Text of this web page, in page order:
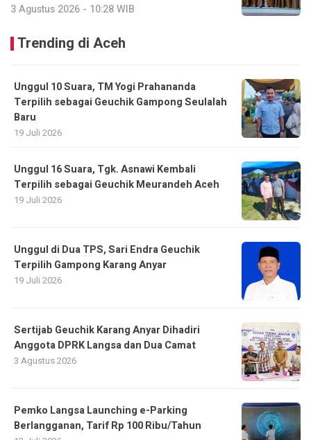
3 Agustus 2026 - 10:28 WIB
Trending di Aceh
Unggul 10 Suara, TM Yogi Prahananda
Terpilih sebagai Geuchik Gampong Seulalah
Baru
19 Juli 2026
Unggul 16 Suara, Tgk. Asnawi Kembali
Terpilih sebagai Geuchik Meurandeh Aceh
19 Juli 2026
Unggul di Dua TPS, Sari Endra Geuchik
Terpilih Gampong Karang Anyar
19 Juli 2026
Sertijab Geuchik Karang Anyar Dihadiri
Anggota DPRK Langsa dan Dua Camat
3 Agustus 2026
Pemko Langsa Launching e-Parking
Berlangganan, Tarif Rp 100 Ribu/Tahun